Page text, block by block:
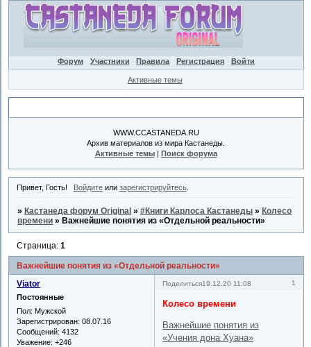
Форум Участники Правила Регистрация Войти
Активные темы
WWW.CCASTANEDA.RU
Архив материалов из мира Кастанеды.
Активные темы| Поиск форума
Привет, Гость! Войдитеили зарегистрируйтесь.
» Кастанеда форум Original »#Книги Карлоса Кастанеды » Колесо
времени » Важнейшие понятия из «Отдельной реальности»
Важнейшие понятия из «Отдельной реальности»
Страница:1
Поделиться 1
19.12.20 11:08
Viator
Постоянные
Пол: Мужской
Зарегистрирован: 08.07.16
Сообщений: 4132
Уважение: +246
Колесо времени
Важнейшие понятия из
«Учения дона Хуана»